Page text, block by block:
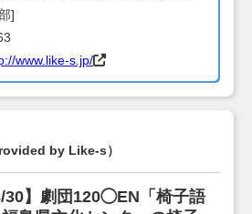
]
www.like-s.jp/
by Like-s）
30】劇団120◯EN「椅子語